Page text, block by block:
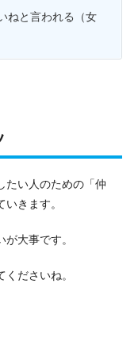
ねと言われる（女
たい人のための「仲
きます。
大事です。
ださいね。